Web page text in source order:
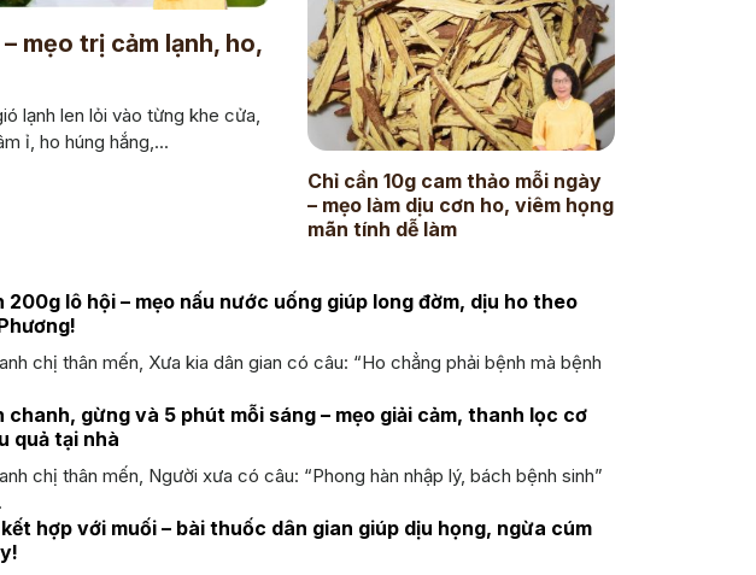
mẹo trị cảm lạnh, ho,
lạnh len lỏi vào từng khe cửa,
ỉ, ho húng hắng,...
Chỉ cần 10g cam thảo mỗi ngày
– mẹo làm dịu cơn ho, viêm họng
mãn tính dễ làm
200g lô hội – mẹo nấu nước uống giúp long đờm, dịu ho theo
chị thân mến, Xưa kia dân gian có câu: “Ho chẳng phải bệnh mà bệnh
chanh, gừng và 5 phút mỗi sáng – mẹo giải cảm, thanh lọc cơ
quả tại nhà
chị thân mến, Người xưa có câu: “Phong hàn nhập lý, bách bệnh sinh”
hợp với muối – bài thuốc dân gian giúp dịu họng, ngừa cúm